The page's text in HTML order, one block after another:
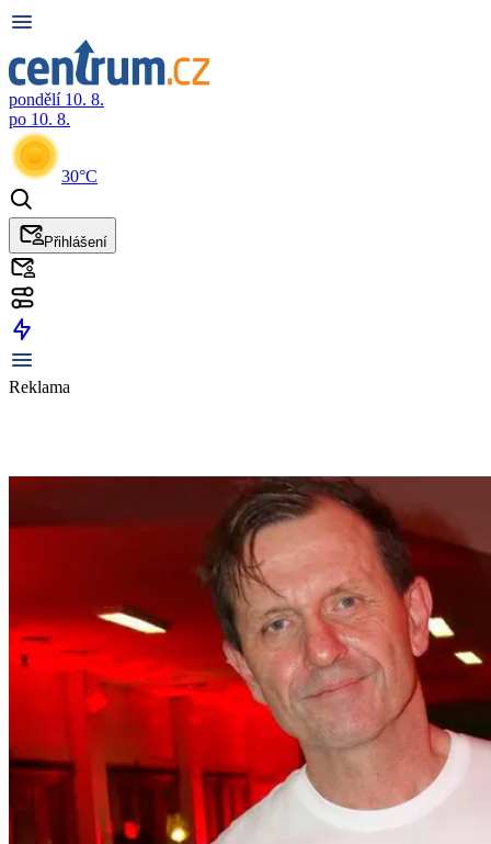
pondělí 10. 8.
po 10. 8.
30°C
Přihlášení
Reklama